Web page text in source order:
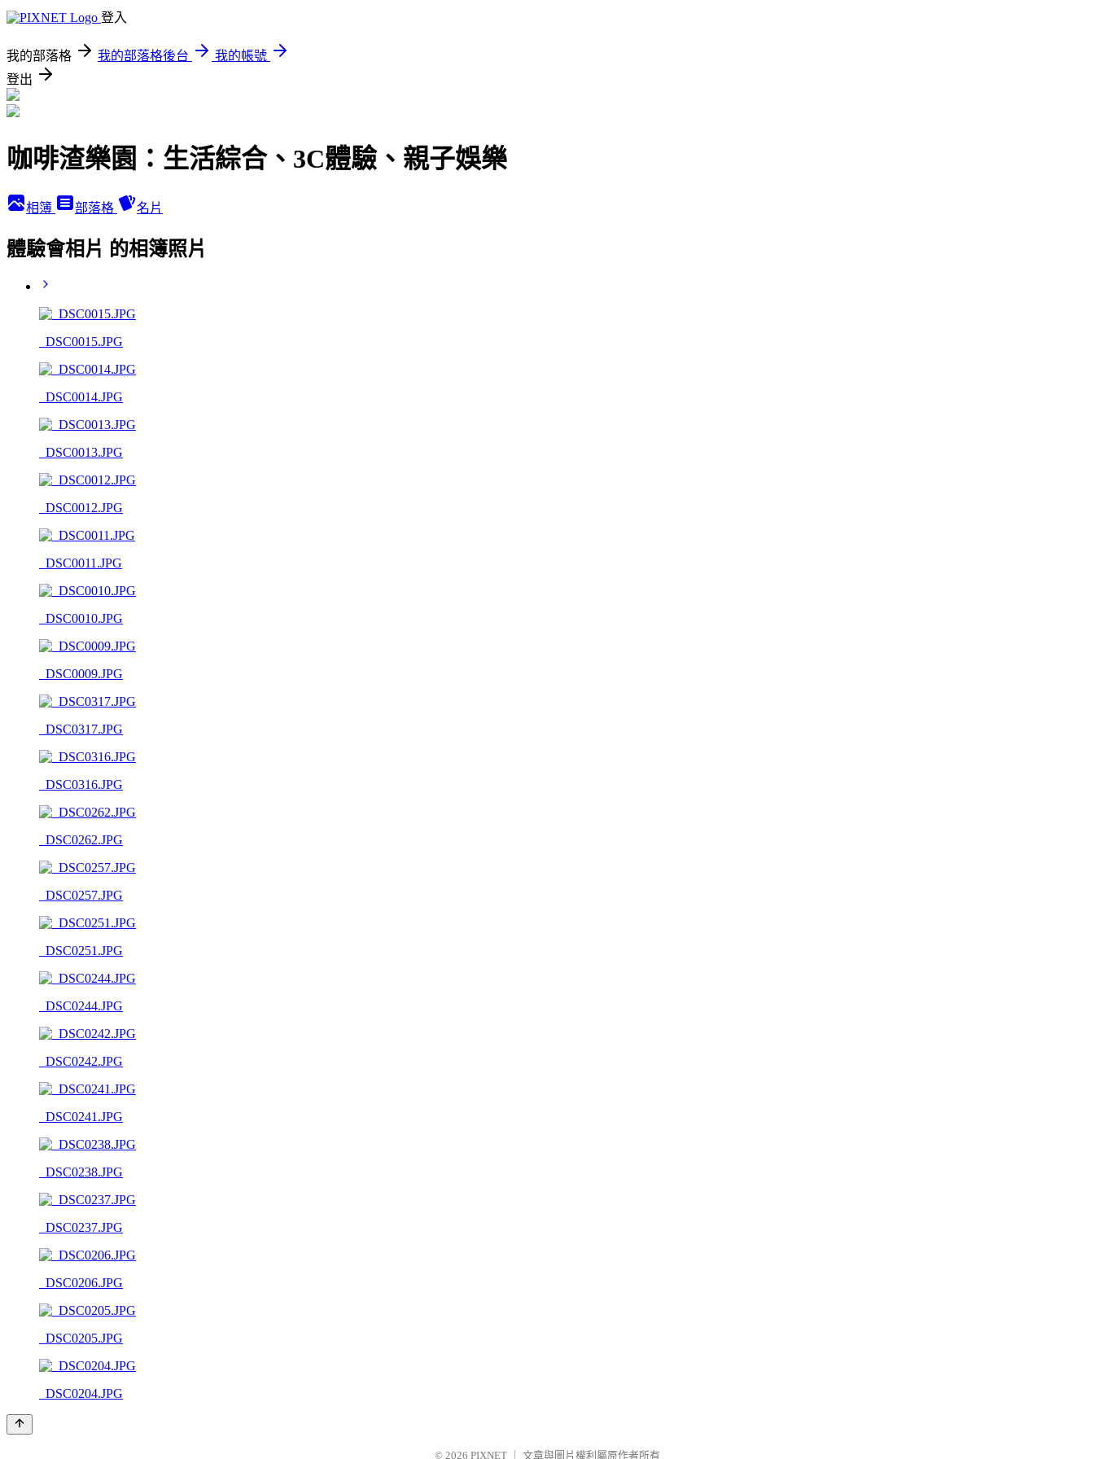
登入
我的部落格 我的部落格後台
我的帳號
登出
咖啡渣樂園：生活綜合、3C體驗、親子娛樂
相簿 部落格 名片
體驗會相片 的相簿照片
_DSC0015.JPG
_DSC0014.JPG
_DSC0013.JPG
_DSC0012.JPG
_DSC0011.JPG
_DSC0010.JPG
_DSC0009.JPG
_DSC0317.JPG
_DSC0316.JPG
_DSC0262.JPG
_DSC0257.JPG
_DSC0251.JPG
_DSC0244.JPG
_DSC0242.JPG
_DSC0241.JPG
_DSC0238.JPG
_DSC0237.JPG
_DSC0206.JPG
_DSC0205.JPG
_DSC0204.JPG
© 2026 PIXNET 文章與圖片權利屬原作者所有